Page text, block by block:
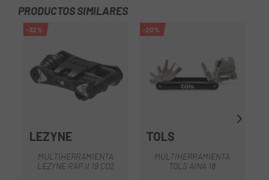
PRODUCTOS SIMILARES
-32%
LEZYNE
MULTIHERRAMIENTA
LEZYNE RAP II 19 CO2
-20%
TOLS
MULTIHERRAMIENTA
TOLS AINA 18